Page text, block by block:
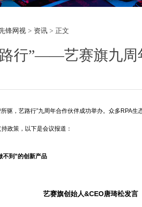
锋网视 > 资讯 > 正文
行”——艺赛旗九周
驱，艺路行”九周年合作伙伴成功举办。众多RPA
政策，以下是会议报道：
不到”的创新产品
艺赛旗创始人&CEO唐琦松发言